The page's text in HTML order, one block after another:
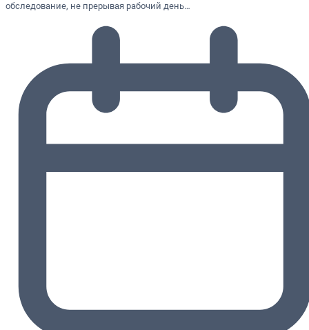
обследование, не прерывая рабочий день…